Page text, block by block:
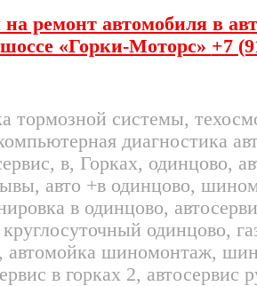
на ремонт автомобиля в
«Горки-Моторс» +7